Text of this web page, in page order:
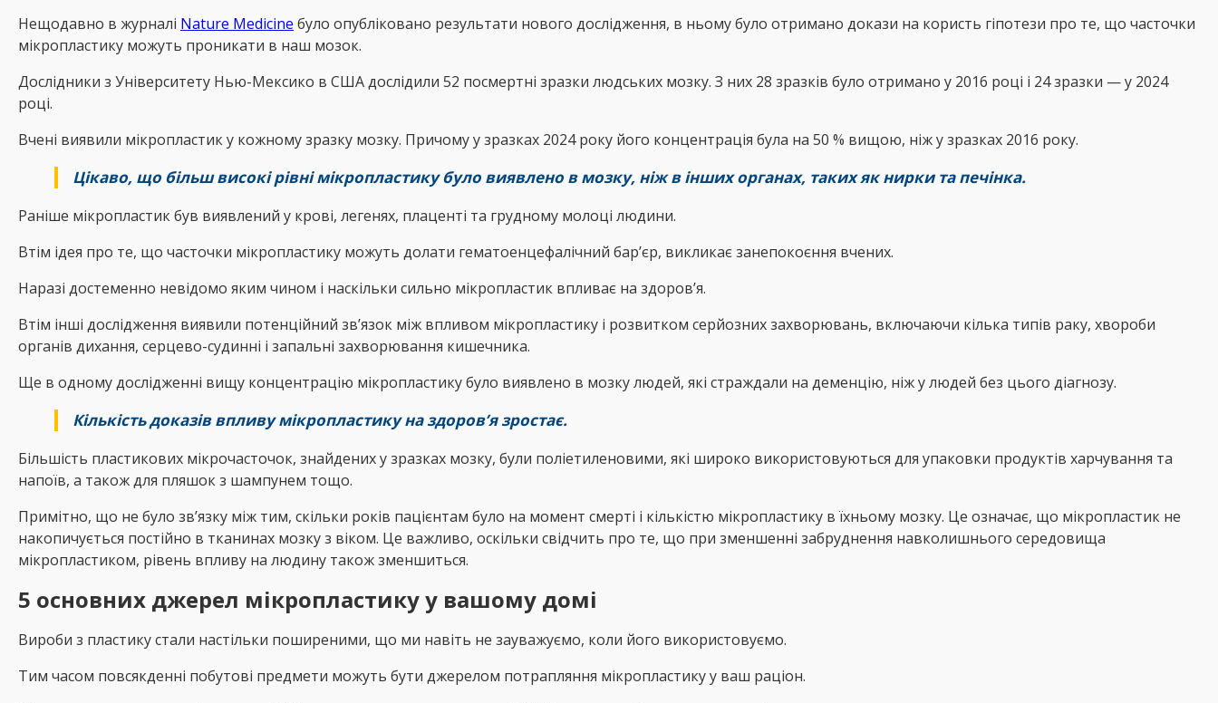
Нещодавно в журналі Nature Medicine було опубліковано результати нового дослідження, в ньому було отримано докази на користь гіпотези про те, що часточки
мікропластику можуть проникати в наш мозок.
Дослідники з Університету Нью-Мексико в США дослідили 52 посмертні зразки людських мозку. З них 28 зразків було отримано у 2016 році і 24 зразки — у 2024
році.
Вчені виявили мікропластик у кожному зразку мозку. Причому у зразках 2024 року його концентрація була на 50 % вищою, ніж у зразках 2016 року.
Цікаво, що більш високі рівні мікропластику було виявлено в мозку, ніж в інших органах, таких як нирки та печінка.
Раніше мікропластик був виявлений у крові, легенях, плаценті та грудному молоці людини.
Втім ідея про те, що часточки мікропластику можуть долати гематоенцефалічний бар’єр, викликає занепокоєння вчених.
Наразі достеменно невідомо яким чином і наскільки сильно мікропластик впливає на здоров’я.
Втім інші дослідження виявили потенційний зв’язок між впливом мікропластику і розвитком серйозних захворювань, включаючи кілька типів раку, хвороби
органів дихання, серцево-судинні і запальні захворювання кишечника.
Ще в одному дослідженні вищу концентрацію мікропластику було виявлено в мозку людей, які страждали на деменцію, ніж у людей без цього діагнозу.
Кількість доказів впливу мікропластику на здоров’я зростає.
Більшість пластикових мікрочасточок, знайдених у зразках мозку, були поліетиленовими, які широко використовуються для упаковки продуктів харчування та
напоїв, а також для пляшок з шампунем тощо.
Примітно, що не було зв’язку між тим, скільки років пацієнтам було на момент смерті і кількістю мікропластику в їхньому мозку. Це означає, що мікропластик не
накопичується постійно в тканинах мозку з віком. Це важливо, оскільки свідчить про те, що при зменшенні забруднення навколишнього середовища
мікропластиком, рівень впливу на людину також зменшиться.
5 основних джерел мікропластику у вашому домі
Вироби з пластику стали настільки поширеними, що ми навіть не зауважуємо, коли його використовуємо.
Тим часом повсякденні побутові предмети можуть бути джерелом потрапляння мікропластику у ваш раціон.